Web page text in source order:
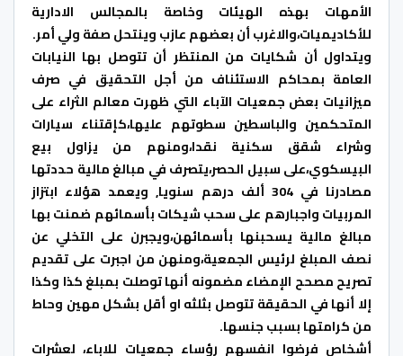
الأمهات بهذه الهيئات وخاصة بالمجالس الادارية
للأكاديميات،والاغرب أن بعضهم عازب وينتحل صفة ولي أمر.
ويتداول أن شكايات من المنتظر أن تتوصل بها النيابات
العامة بمحاكم الاستئناف من أجل التحقيق في صرف
ميزانيات بعض جمعيات الآباء التي ظهرت معالم الثراء على
المتحكمين والباسطين سطوتهم عليها،كإقتناء سيارات
وشراء شقق سكنية نقدا،ومنهم من يزاول بيع
البيسكوي،على سبيل الحصر،يتصرف في مبالغ مالية حددتها
مصادرنا في 304 ألف درهم سنويا, ويعمد هؤلاء ابتزاز
المربيات واجبارهم على سحب شيكات بأسمائهم ضمنت بها
مبالغ مالية يسحبنها بأسمائهن،ويجبرن على التخلي عن
نصف المبلغ لرئيس الجمعية،ومنهن من اجبرت على تقديم
تصريح مصحح الإمضاء مضمونه أنها توصلت بمبلغ كذا وكذا
إلا أنها في الحقيقة تتوصل بثلثه او أقل بشكل مهين وحاط
من كرامتها بسبب جنسها.
أشخاص فرضوا انفسهم رؤساء جمعيات للاباء، لعشرات